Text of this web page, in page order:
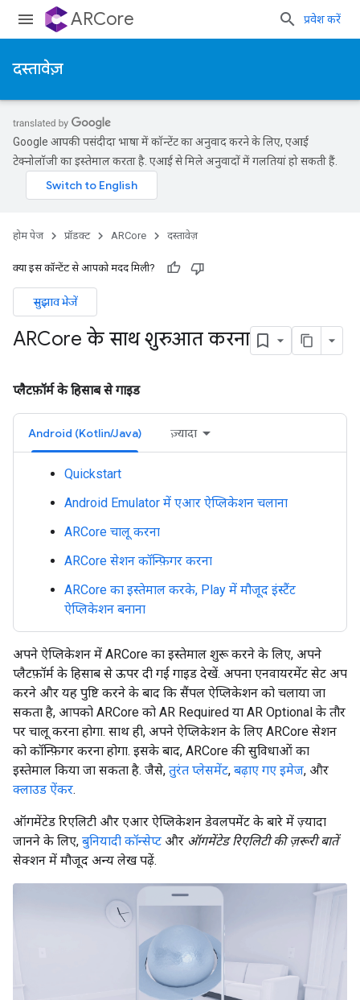
ARCore प्रवेश करें
दस्तावेज़
Google आपकी पसंदीदा भाषा में कॉन्टेंट का अनुवाद करने के लिए, एआई
टेक्नोलॉजी का इस्तेमाल करता है. एआई से मिले अनुवादों में गलतियां हो सकती हैं.
होम पेज प्रॉडक्ट ARCore दस्तावेज़
क्या इस कॉन्टेंट से आपको मदद मिली?
सुझाव भेजें
ARCore के साथ शुरुआत करना
प्लैटफ़ॉर्म के हिसाब से गाइड
Android (Kotlin/Java) ज़्यादा
Quickstart
Android Emulator में एआर ऐप्लिकेशन चलाना
ARCore चालू करना
ARCore सेशन कॉन्फ़िगर करना
ARCore का इस्तेमाल करके, Play में मौजूद इंस्टैंट
ऐप्लिकेशन बनाना
अपने ऐप्लिकेशन में ARCore का इस्तेमाल शुरू करने के लिए, अपने
प्लैटफ़ॉर्म के हिसाब से ऊपर दी गई गाइड देखें. अपना एनवायरमेंट सेट अप
करने और यह पुष्टि करने के बाद कि सैंपल ऐप्लिकेशन को चलाया जा
सकता है, आपको ARCore को AR Required या AR Optional के तौर
पर चालू करना होगा. साथ ही, अपने ऐप्लिकेशन के लिए ARCore सेशन
को कॉन्फ़िगर करना होगा. इसके बाद, ARCore की सुविधाओं का
इस्तेमाल किया जा सकता है. जैसे, तुरंत प्लेसमेंट, बढ़ाए गए इमेज, और
क्लाउड ऐंकर.
ऑगमेंटेड रिएलिटी और एआर ऐप्लिकेशन डेवलपमेंट के बारे में ज़्यादा
जानने के लिए, बुनियादी कॉन्सेप्ट और ऑगमेंटेड रिएलिटी की ज़रूरी बातें
सेक्शन में मौजूद अन्य लेख पढ़ें.